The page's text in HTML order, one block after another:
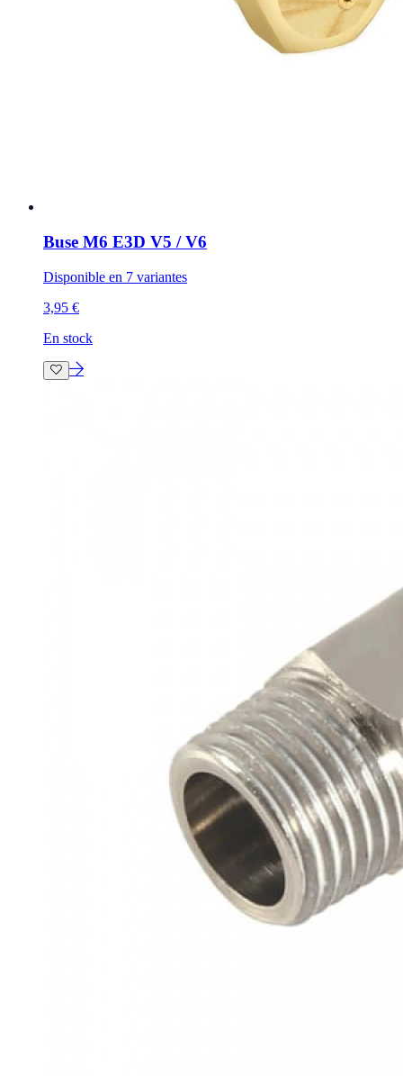
Buse M6 E3D V5 / V6
Disponible en 7 variantes
3,95 €
En stock